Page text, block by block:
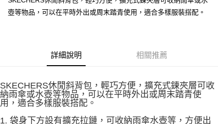
消。如遇「轉專審核」未通過狀況，表示未達大哥付你分期系統評分，恕無
法說明評估內容。
2.透過簡訊連結打開帳單後，可選擇「超商條碼／台灣大直營門市／銀行轉
帳／街口支付／iPASS MONEY」等通路繳費。
1.本服務係由「台灣大哥大股份有限公司」（以下簡稱本公司）所提供，讓
用戶於交易時，得透過本服務購買商品或服務，並由商店將買賣／分期付款
買賣價金債權讓與本公司後，依約使用本公司帳單繳交帳款。
資料（包含姓名、電話或地址）提供予台灣大哥大進項蒐集、處理及利用，
壺等物品，可以在平時外出或周末踏青使用，適合多樣服裝搭配。
詳細說明 相關推薦
SKECHERS休閒斜背包，輕巧方便，擴充式鍊夾層可收
納雨傘或水壺等物品，可以在平時外出或周末踏青使
用，適合多樣服裝搭配。
1. 袋身下方設有擴充拉鏈，可收納雨傘水壺等，方便出